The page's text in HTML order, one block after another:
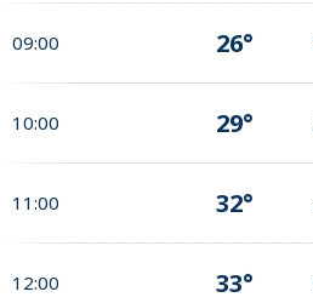
09:00 26°
10:00 29°
11:00 32°
12:00 33°